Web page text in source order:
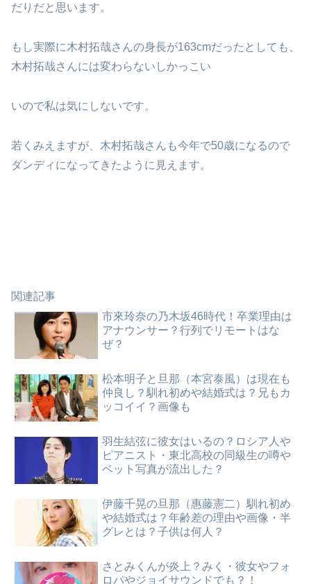
だりだと思います。
もし実際に木村拓哉さんの身長が163cmだったとしても、
木村拓哉さんには変わらないしかっこい
いので私は気にしないです。
若くみえますが、木村拓哉さんも今年で50歳になるので
ダンディになってきたように見えます。
関連記事
市來玲奈の乃木坂46時代！卒業理由は
アナウンサー？行列でリモートはな
ぜ？
松本明子と旦那（本宮泰風）は現在も
仲良し？馴れ初めや結婚式は？兄もカ
ッコイイ？画像も
羽生結弦に彼女はいるの？ロシア人や
ピアニスト・東北高校の同級生の噂や
ベット写真が流出した？
伊藤千晃の旦那（惠藤憲二）馴れ初め
や結婚式は？年齢差の理由や画像・半
グレとは？子供は何人？
さとみくんが炎上？みく・彼女やフォ
ロパやジョイサウンドでも？！